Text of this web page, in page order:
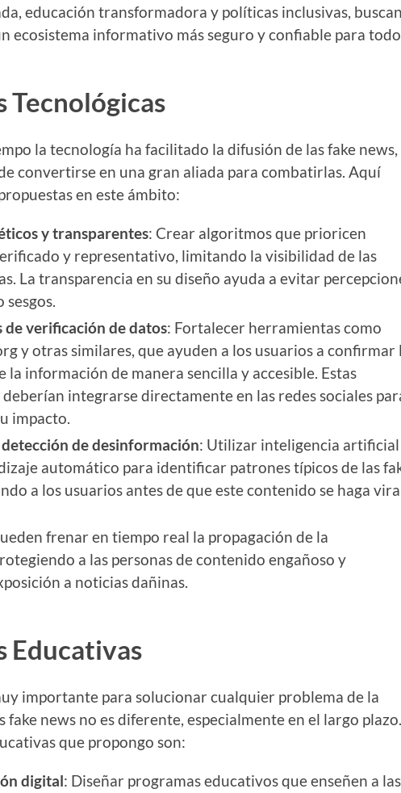
educación transformadora y políticas inclusivas,
ecosistema informativo más seguro y confiable para
Tecnológicas
la tecnología ha facilitado la difusión de las fake news,
convertirse en una gran aliada para combatirlas. Aquí
en este ámbito:
y transparentes: Crear algoritmos que prioricen
y representativo, limitando la visibilidad de las
La transparencia en su diseño ayuda a evitar
sesgos.
de verificación de datos: Fortalecer herramientas como
y otras similares, que ayuden a los usuarios a confirmar
la información de manera sencilla y accesible. Estas
integrarse directamente en las redes sociales
impacto.
detección de desinformación: Utilizar inteligencia artificial
automático para identificar patrones típicos de las
a los usuarios antes de que este contenido se haga
frenar en tiempo real la propagación de la
a las personas de contenido engañoso y
a noticias dañinas.
Educativas
importante para solucionar cualquier problema de la
fake news no es diferente, especialmente en el largo plazo.
que propongo son:
digital: Diseñar programas educativos que enseñen a las